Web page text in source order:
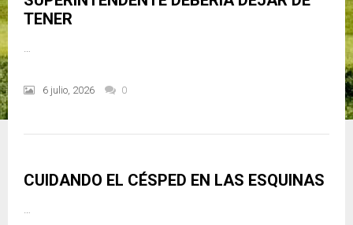
TENER
6 julio, 2026 0
CUIDANDO EL CÉSPED EN LAS ESQUINAS